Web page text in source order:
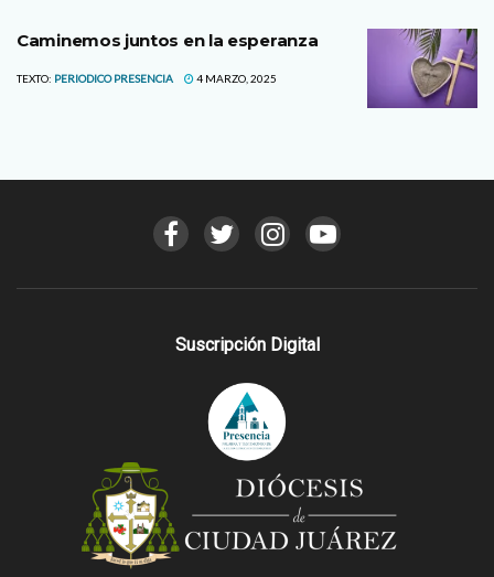
Caminemos juntos en la esperanza
TEXTO: PERIODICO PRESENCIA 4 MARZO, 2025
Suscripción Digital